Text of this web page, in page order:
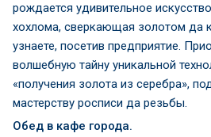
рождается удивительное
хохлома, сверкающая золотом да
узнаете, посетив предприятие.
волшебную тайну уникальной
«получения золота из серебра»,
мастерству росписи да резьбы.
Обед в кафе города.